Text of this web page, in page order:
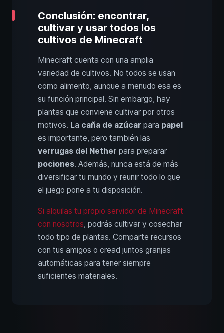
Conclusión: encontrar,
cultivar y usar todos los
cultivos de Minecraft
Minecraft cuenta con una amplia
variedad de cultivos. No todos se usan
como alimento, aunque a menudo esa es
su función principal. Sin embargo, hay
plantas que conviene cultivar por otros
motivos. La caña de azúcar para papel
es importante, pero también las
verrugas del Nether para preparar
pociones. Además, nunca está de más
diversificar tu mundo y reunir todo lo que
el juego pone a tu disposición.
Si alquilas tu propio servidor de Minecraft
con nosotros, podrás cultivar y cosechar
todo tipo de plantas. Comparte recursos
con tus amigos o cread juntos granjas
automáticas para tener siempre
suficientes materiales.